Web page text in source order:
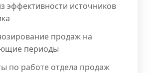
эффективности источников
продаж на
периоды
по работе отдела продаж